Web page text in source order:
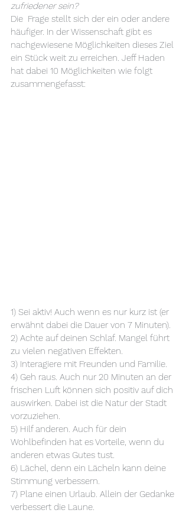
zufriedener sein?
Die  Frage stellt sich der ein oder andere
häufiger. In der Wissenschaft gibt es
nachgewiesene Möglichkeiten dieses Ziel
ein Stück weit zu erreichen. Jeff Haden
hat dabei 10 Möglichkeiten wie folgt
zusammengefasst:
1) Sei aktiv! Auch wenn es nur kurz ist (er
erwähnt dabei die Dauer von 7 Minuten).
2) Achte auf deinen Schlaf. Mangel führt
zu vielen negativen Effekten.
3) Interagiere mit Freunden und Familie.
4) Geh raus. Auch nur 20 Minuten an der
frischen Luft können sich positiv auf dich
auswirken. Dabei ist die Natur der Stadt
vorzuziehen.
5) Hilf anderen. Auch für dein
Wohlbefinden hat es Vorteile, wenn du
anderen etwas Gutes tust.
6) Lächel, denn ein Lächeln kann deine
Stimmung verbessern.
7) Plane einen Urlaub. Allein der Gedanke
verbessert die Laune.